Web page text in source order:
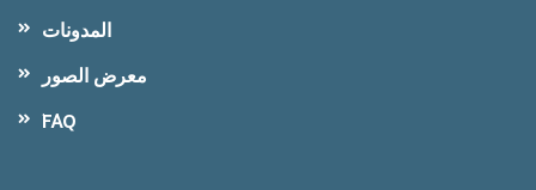
المدونات
معرض الصور
FAQ